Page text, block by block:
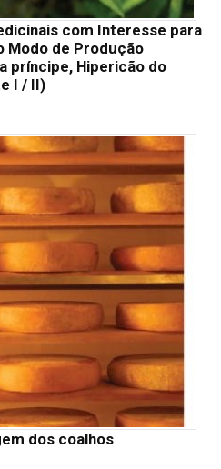
com Interesse para
Modo de Produção
príncipe, Hipericão do
I / II)
dos coalhos